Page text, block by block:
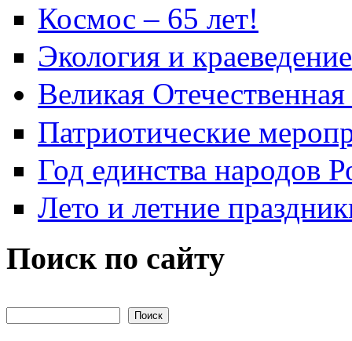
Космос – 65 лет!
Экология и краеведение
Великая
Патриотические
Год единства народов
Лето и летние
Поиск по сайту